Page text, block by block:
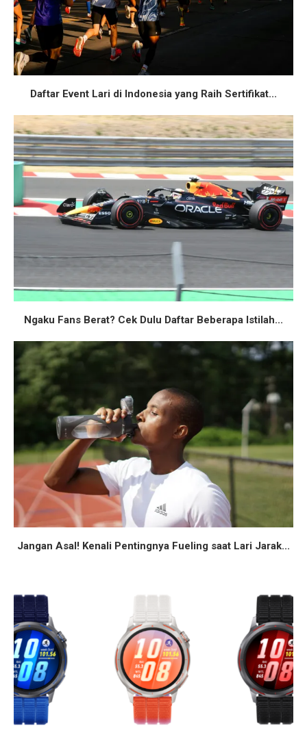
Daftar Event Lari di Indonesia yang Raih Sertifikat...
Ngaku Fans Berat? Cek Dulu Daftar Beberapa Istilah...
Jangan Asal! Kenali Pentingnya Fueling saat Lari Jarak...